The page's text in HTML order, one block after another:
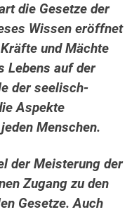
die Gesetze der
Wissen eröffnet
und Mächte
Lebens auf der
der seelisch-
Aspekte
Menschen.
der Meisterung der
Zugang zu den
Gesetze. Auch